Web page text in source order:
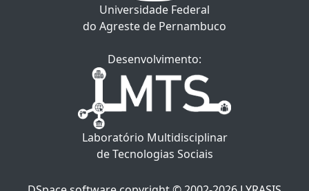
Universidade Federal
do Agreste de Pernambuco
Desenvolvimento:
Laboratório Multidisciplinar
de Tecnologias Sociais